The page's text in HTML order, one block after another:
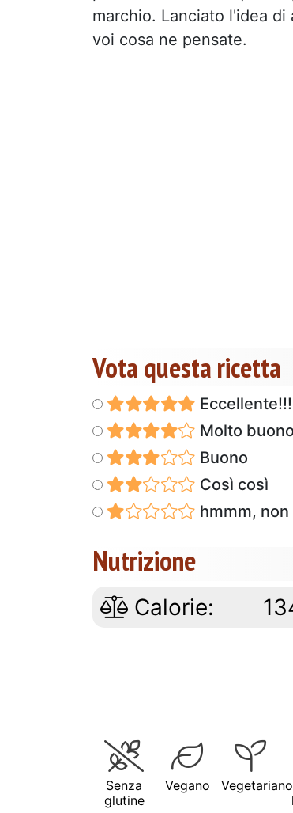
marchio. Lanciato l'idea
voi cosa ne pensate.
Vota questa ricetta
Eccellente!!!
Molto buono
Buono
Così così
hmmm,
Nutrizione
Calorie:
Senza
glutine
Vegano Vegetariano